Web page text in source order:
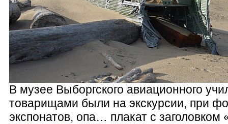
В музее Выборгского авиационного
товарищами были на экскурсии, при
экспонатов, опа… плакат с